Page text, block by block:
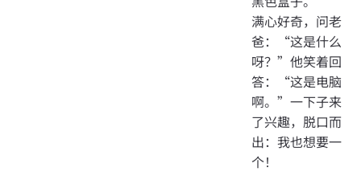
满心好奇，问老
爸：“这是什么
呀？”他笑着回
答：“这是电脑
啊。”一下子来
了兴趣，脱口而
出：我也想要一
个！